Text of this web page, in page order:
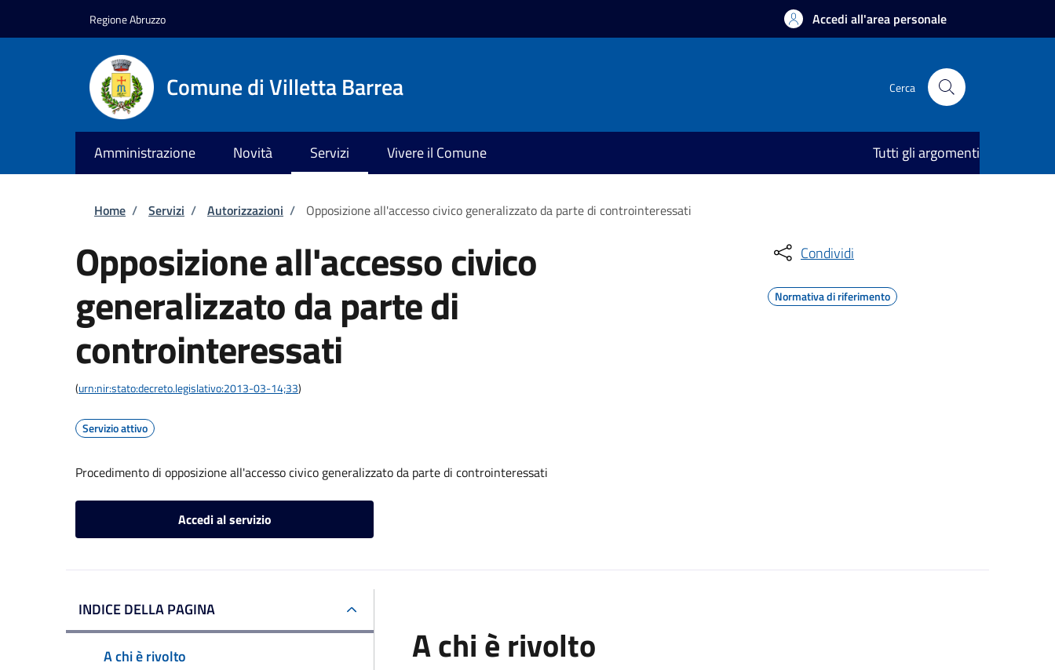
Regione Abruzzo Accedi all'area personale
Comune di Villetta Barrea Cerca
Amministrazione Novità Servizi Vivere il Comune Tutti gli argomenti
Briciole di pane
Home / Servizi / Autorizzazioni / Opposizione all'accesso civico generalizzato da parte di controinteressati
Opposizione all'accesso civico
generalizzato da parte di
controinteressati
(urn:nir:stato:decreto.legislativo:2013-03-14;33)
Servizio attivo
Procedimento di opposizione all'accesso civico generalizzato da parte di controinteressati
Accedi al servizio
Condividi
Normativa di riferimento
INDICE DELLA PAGINA
A chi è rivolto
A chi è rivolto